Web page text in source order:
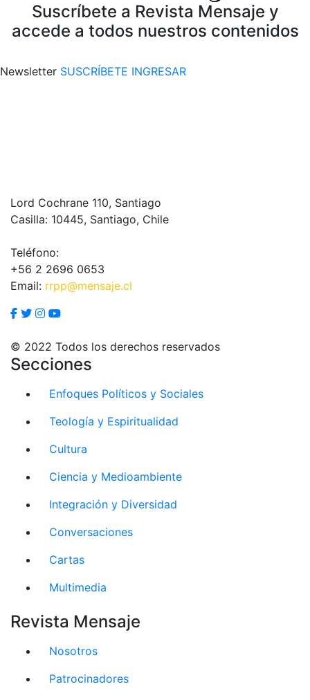
Suscríbete a Revista Mensaje y
accede a todos nuestros contenidos
Newsletter SUSCRÍBETE INGRESAR
Lord Cochrane 110, Santiago
Casilla: 10445, Santiago, Chile
Teléfono:
+56 2 2696 0653
Email: rrpp@mensaje.cl
© 2022 Todos los derechos reservados
Secciones
Enfoques Políticos y Sociales
Teología y Espiritualidad
Cultura
Ciencia y Medioambiente
Integración y Diversidad
Conversaciones
Cartas
Multimedia
Revista Mensaje
Nosotros
Patrocinadores